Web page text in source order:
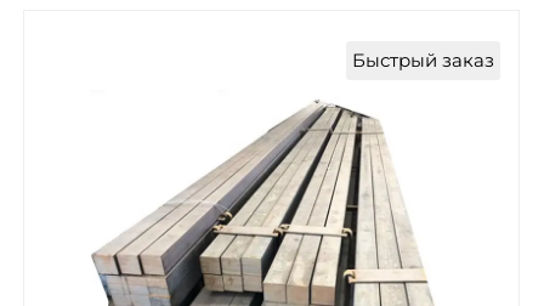
Быстрый заказ